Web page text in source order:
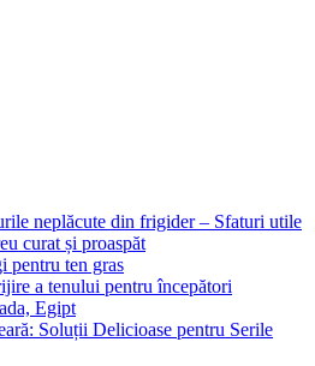
neplăcute din frigider – Sfaturi utile
curat și proaspăt
pentru ten gras
a tenului pentru începători
Egipt
Soluții Delicioase pentru Serile